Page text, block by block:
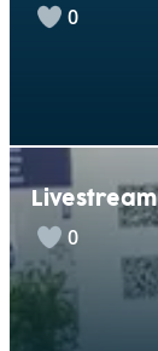
0
Livestream
0